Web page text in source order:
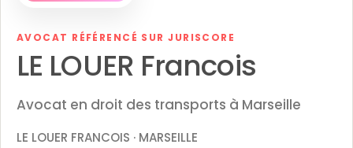
AVOCAT RÉFÉRENCÉ SUR JURISCORE
LE LOUER Francois
Avocat en droit des transports à Marseille
LE LOUER FRANCOIS · MARSEILLE